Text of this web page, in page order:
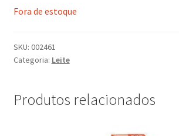
era:
Fora de estoque
SKU: 002461
Categoria: Leite
Produtos relacionados